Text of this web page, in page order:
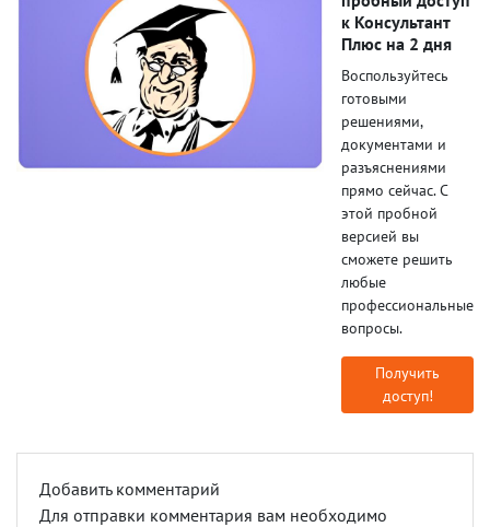
к Консультант
Плюс на 2 дня
Воспользуйтесь
готовыми
решениями,
документами и
разъяснениями
прямо сейчас. С
этой пробной
версией вы
сможете решить
любые
профессиональные
вопросы.
Получить
доступ!
Добавить комментарий
Для отправки комментария вам необходимо